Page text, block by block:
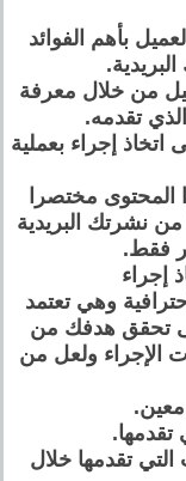
بأهم الفوائد
من خلال معرفة
تقدمه.
اتخاذ إجراء بعملية
مختصرا
نشرتك البريدية
فقط.
إجراء
وهي تعتمد
تحقق هدفك من
الإجراء ولعل من
تقدمها خلال